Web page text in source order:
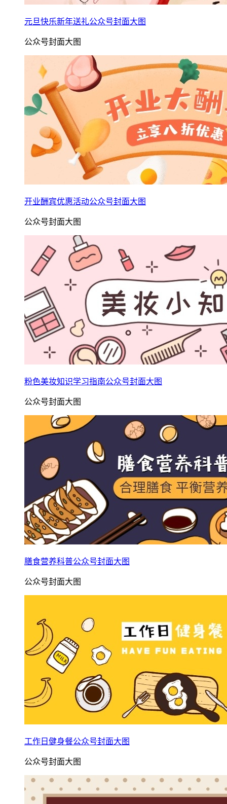
元旦快乐新年送礼公众号封面大图
公众号封面大图
开业酬宾优惠活动公众号封面大图
公众号封面大图
粉色美妆知识学习指南公众号封面大图
公众号封面大图
膳食营养科普公众号封面大图
公众号封面大图
工作日健身餐公众号封面大图
公众号封面大图